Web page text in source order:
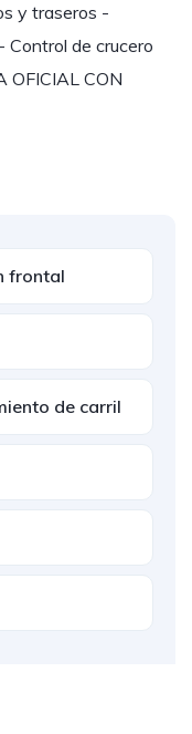
y traseros -
de crucero
OFICIAL CON
frontal
de carril